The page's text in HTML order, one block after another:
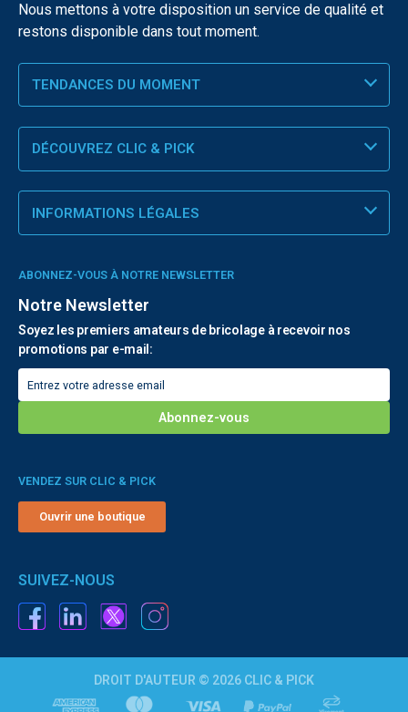
Nous mettons à votre disposition un service de qualité et
restons disponible dans tout moment.
TENDANCES DU MOMENT
DÉCOUVREZ CLIC & PICK
INFORMATIONS LÉGALES
ABONNEZ-VOUS À NOTRE NEWSLETTER
Notre Newsletter
Soyez les premiers amateurs de bricolage à recevoir nos
promotions par e-mail:
VENDEZ SUR CLIC & PICK
Ouvrir une boutique
SUIVEZ-NOUS
DROIT D'AUTEUR © 2026 CLIC & PICK